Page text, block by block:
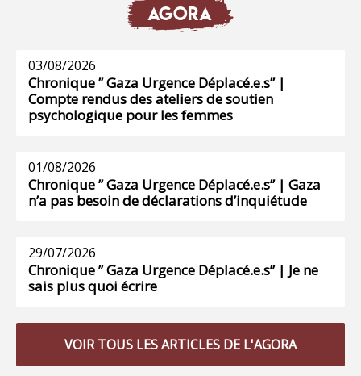
AGORA
03/08/2026
Chronique ” Gaza Urgence Déplacé.e.s” |
Compte rendus des ateliers de soutien
psychologique pour les femmes
01/08/2026
Chronique ” Gaza Urgence Déplacé.e.s” | Gaza
n’a pas besoin de déclarations d’inquiétude
29/07/2026
Chronique ” Gaza Urgence Déplacé.e.s” | Je ne
sais plus quoi écrire
VOIR TOUS LES ARTICLES DE L'AGORA